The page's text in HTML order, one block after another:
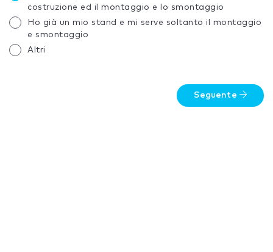
costruzione ed il montaggio e lo smontaggio
Ho già un mio stand e mi serve soltanto il montaggio
e smontaggio
Altri
Seguente